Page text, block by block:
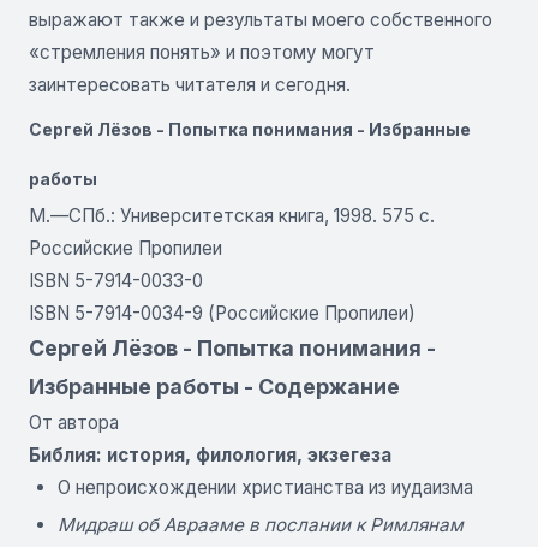
выражают также и результаты моего собственного
«стремления понять» и поэтому могут
заинтересовать читателя и сегодня.
Сергей Лёзов - Попытка понимания - Избранные
работы
М.—СПб.: Университетская книга, 1998. 575 с.
Российские Пропилеи
ISBN 5-7914-0033-0
ISBN 5-7914-0034-9 (Российские Пропилеи)
Сергей Лёзов - Попытка понимания -
Избранные работы - Содержание
От автора
Библия: история, филология, экзегеза
О непроисхождении христианства из иудаизма
Мидраш об Аврааме в послании к Римлянам